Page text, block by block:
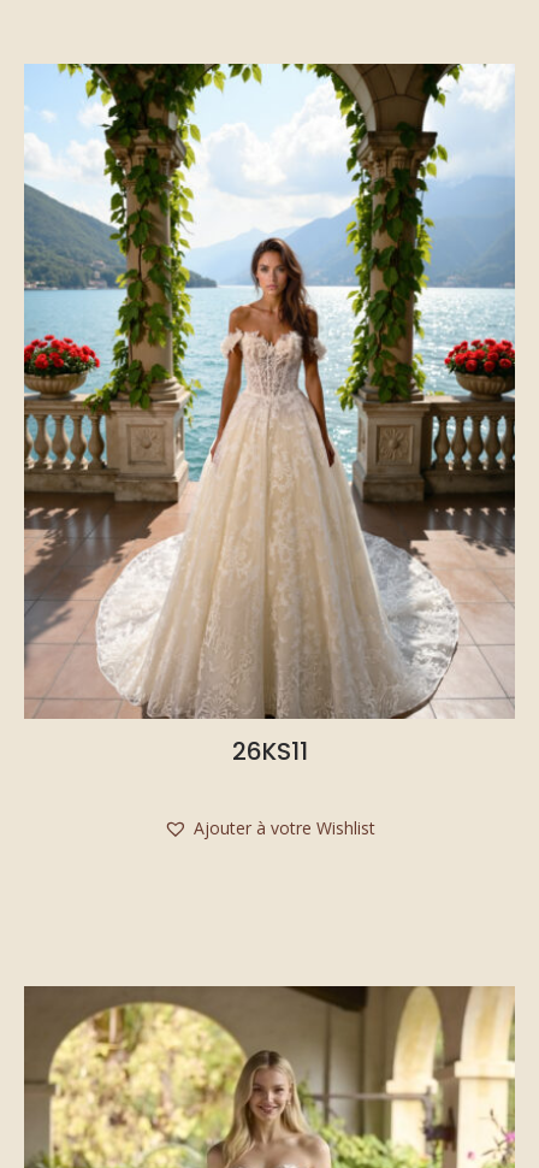
26KS11
Ajouter à votre Wishlist